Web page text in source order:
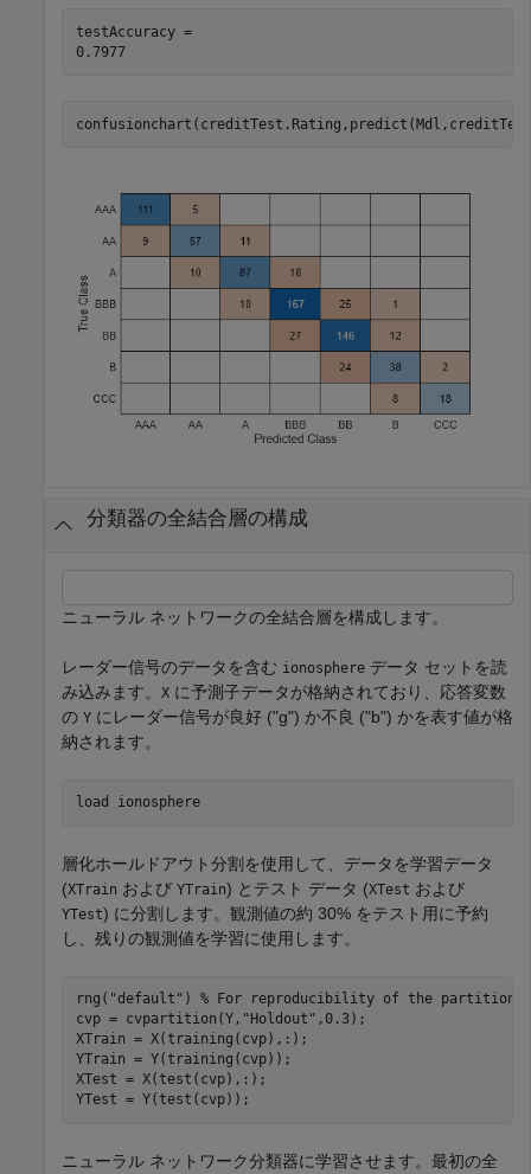
testAccuracy =
0.7977
分類器の全結合層の構成
ニューラル ネットワークの全結合層を構成します。
レーダー信号のデータを含む ionosphere データ セットを読
み込みます。
X に予測子データが格納されており、応答変数
の Y にレーダー信号が良好 ("g") か不良 ("b") かを表す値が格
納されます。
load ionosphere
層化ホールドアウト分割を使用して、データを学習データ
(XTrain および YTrain) とテスト データ (XTest および
YTest) に分割します。観測値の約 30% をテスト用に予約
し、残りの観測値を学習に使用します。
rng( "default" ) % For reproducibility of the partition
cvp = cvpartition(Y, "Holdout" ,0.3);
XTrain = X(training(cvp),:);
YTrain = Y(training(cvp));
XTest = X(test(cvp),:);
YTest = Y(test(cvp));
ニューラル ネットワーク分類器に学習させます。最初の全